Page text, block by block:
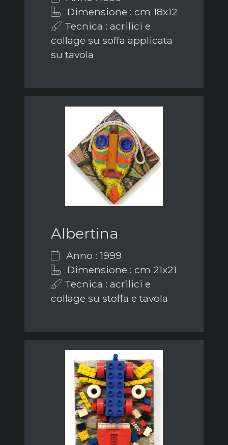
Dimensione : cm 18x12
Tecnica : acrilici e
collage su soffa applicata
su tavola
Albertina
Anno : 1999
Dimensione : cm 21x21
Tecnica : acrilici e
collage su stoffa e tavola